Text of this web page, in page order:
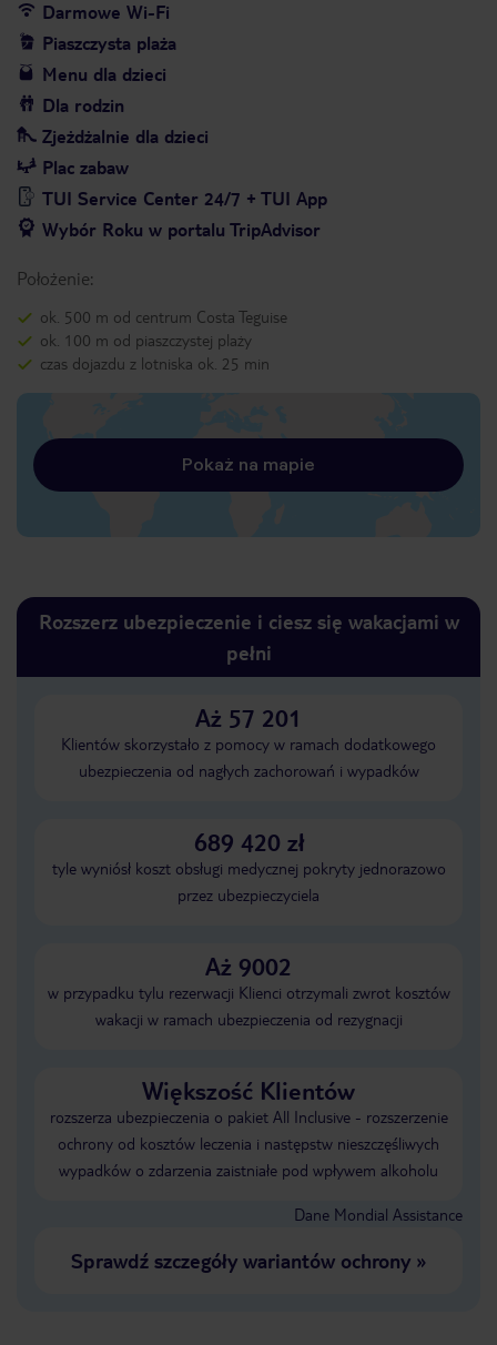
Darmowe Wi-Fi
Piaszczysta plaża
Menu dla dzieci
Dla rodzin
Zjeżdżalnie dla dzieci
Plac zabaw
TUI Service Center 24/7 + TUI App
Wybór Roku w portalu TripAdvisor
Położenie:
ok. 500 m od centrum Costa Teguise
ok. 100 m od piaszczystej plaży
czas dojazdu z lotniska ok. 25 min
Pokaż na mapie
Rozszerz ubezpieczenie i ciesz się wakacjami w
pełni
Aż 57 201
Klientów skorzystało z pomocy w ramach dodatkowego
ubezpieczenia od nagłych zachorowań i wypadków
689 420 zł
tyle wyniósł koszt obsługi medycznej pokryty jednorazowo
przez ubezpieczyciela
Aż 9002
w przypadku tylu rezerwacji Klienci otrzymali zwrot kosztów
wakacji w ramach ubezpieczenia od rezygnacji
Większość Klientów
rozszerza ubezpieczenia o pakiet All Inclusive - rozszerzenie
ochrony od kosztów leczenia i następstw nieszczęśliwych
wypadków o zdarzenia zaistniałe pod wpływem alkoholu
Dane Mondial Assistance
Sprawdź szczegóły wariantów ochrony»